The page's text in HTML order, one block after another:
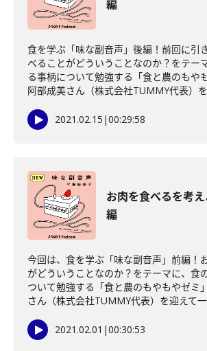
編
食を学ぶ「味な副音声」後編！前回に引
べることがどういうことなのか？をテー
る事柄について勉強する「食と農のもや
阿部成美さん（株式会社TUMMY代表）
2021.02.15 |00:29:58
お肉を食べるを考
編
今回は、食を学ぶ「味な副音声」前編！
がどういうことなのか？をテーマに、食
ついて勉強する「食と農のもやもやゼミ
さん（株式会社TUMMY代表）を迎えて
2021.02.01 |00:30:53